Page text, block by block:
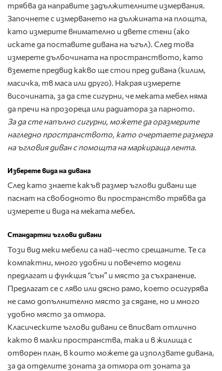
трябва да направите задължителните измервания.
Започнете с измерването на дължината на площта,
като измерите внимателно и двете стени (ако
искате да поставите дивана на ъгъл). След това
измерете дълбочината на пространството, като
вземете предвид какво ще стои пред дивана (килим,
масичка, тв маса или друго). Накрая измерете
височината, за да сте сигурни, че меката мебел няма
да пречи на прозореца или радиатора за парното.
За да сте напълно сигурни, можете да оразмерите
нагледно пространството, като очертаете размера
на ъгловия диван с помощта на маркираща лента.
Изберете вида на дивана
След като знаете какъв размер ъглови дивани ще
паснат на свободното ви пространство трябва да
измерете и вида на меката мебел.
Стандартни ъглови дивани
Този вид меки мебели са най-често срещаните. Те са
компактни, много удобни и повечето модели
предлагат и функция “сън” и място за съхранение.
Предлагат се с ляво или дясно рамо, което осигурява
не само допълнително място за сядане, но и много
удобно място за отмора.
Класическите ъглови дивани се вписват отлично
както в малки пространства, така и в жилища с
отворен план, в които можете да използвате дивана,
за да отделите зоната за отмора от зоната за